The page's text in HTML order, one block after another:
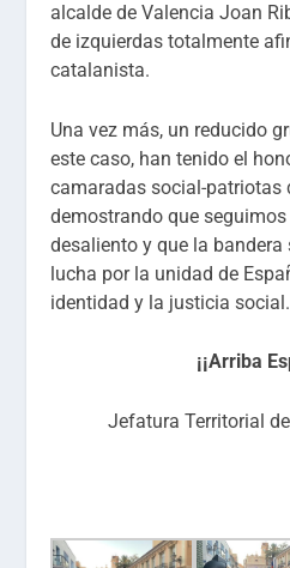
alcalde de Valencia Joan
de izquierdas totalmente
catalanista.
Una vez más, un reducido
este caso, han tenido el
camaradas social-patriotas
demostrando que
desaliento y que la bandera
lucha por la unidad de
identidad y la justicia social.
¡¡Arriba
Jefatura Territorial